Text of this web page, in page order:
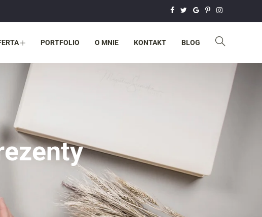
PORTFOLIO O MNIE KONTAKT BLOG